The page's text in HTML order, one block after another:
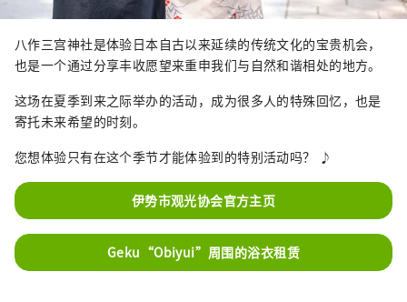
八作三宫神社是体验日本自古以来延续的传统文化的宝贵机会，
也是一个通过分享丰收愿望来重申我们与自然和谐相处的地方。
这场在夏季到来之际举办的活动，成为很多人的特殊回忆，也是
寄托未来希望的时刻。
您想体验只有在这个季节才能体验到的特别活动吗？ ♪
伊势市观光协会官方主页
Geku“Obiyui”周围的浴衣租赁